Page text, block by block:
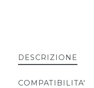
DESCRIZIONE
COMPATIBILITA'